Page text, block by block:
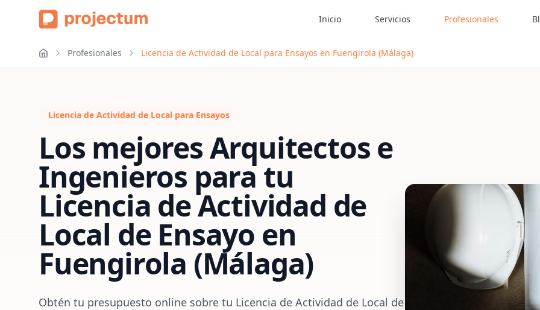
Inicio Servicios Profesionales
Profesionales Licencia de Actividad de Local para Ensayos en Fuengirola (Málaga)
Licencia de Actividad de Local para Ensayos
Los mejores Arquitectos e
Ingenieros para tu
Licencia de Actividad de
Local de Ensayo en
Fuengirola (Málaga)
Obtén tu presupuesto online sobre tu Licencia de Actividad de Local de